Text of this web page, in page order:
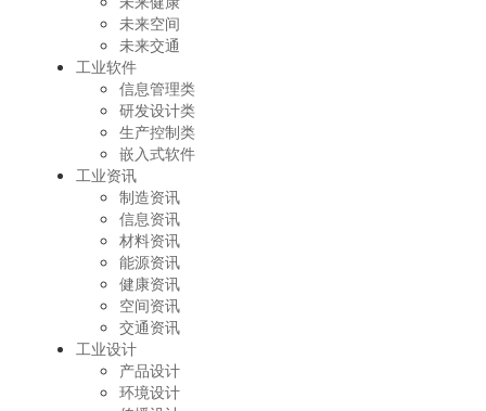
未来空间
未来交通
工业软件
信息管理类
研发设计类
生产控制类
嵌入式软件
工业资讯
制造资讯
信息资讯
材料资讯
能源资讯
健康资讯
空间资讯
交通资讯
工业设计
产品设计
环境设计